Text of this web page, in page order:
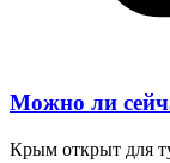
Можно ли
Крым открыт для